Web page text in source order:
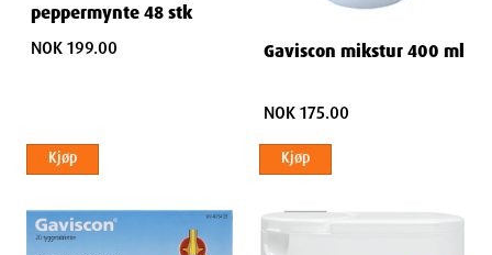
peppermynte 48 stk
NOK 199.00
Kjøp
Gaviscon mikstur 400 ml
NOK 175.00
Kjøp